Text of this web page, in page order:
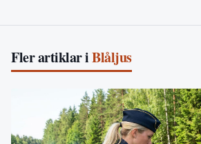
Fler artiklar iBlåljus